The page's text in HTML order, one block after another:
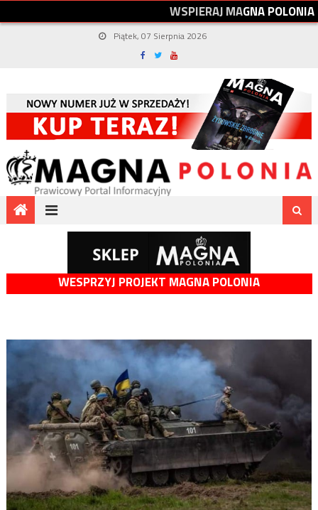
WSPIERAJMAGNAPOLONIA
Piątek, 07 Sierpnia 2026
WESPRZYJ PROJEKT MAGNA POLONIA